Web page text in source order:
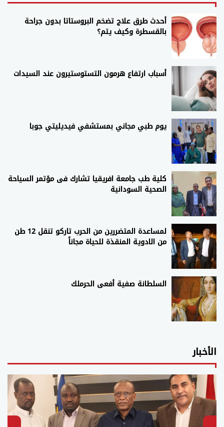
أحدث طرق علاج تضخم البروستاتا بدون جراحة
بالقسطرة وكيف يتم؟
أسباب ارتفاع هرمون التستوستيرون عند السيدات
يوم طبي مجاني بمستشفي فيديليتي جوبا
كلية طب جامعة افريقيا تشارك فى مؤتمر السياحة
الصحية السودانية
لمساعدة المتضررين من الحرب تاركو تنقل 12 طن
من الادوية المنقذة للحياة مجاناً
السلطانة صفية أفعى الحرملك
الأخبار